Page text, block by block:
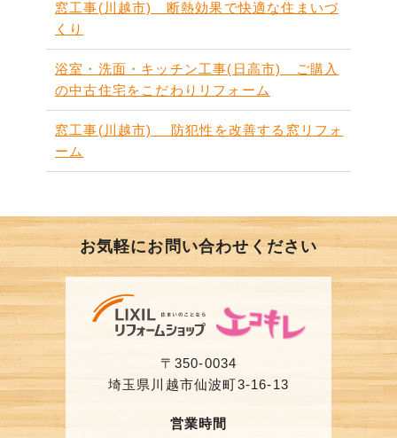
窓工事(川越市) 断熱効果で快適な住まいづ
くり
浴室・洗面・キッチン工事(日高市) ご購入
の中古住宅をこだわりリフォーム
窓工事(川越市) 防犯性を改善する窓リフォ
ーム
お気軽にお問い合わせください
〒350-0034
埼玉県川越市仙波町3-16-13
営業時間